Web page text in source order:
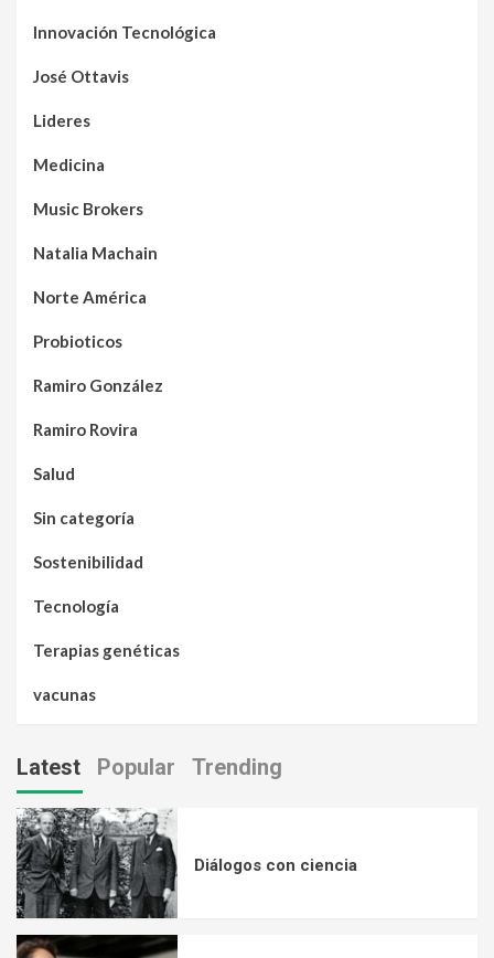
Innovación Tecnológica
José Ottavis
Lideres
Medicina
Music Brokers
Natalia Machain
Norte América
Probioticos
Ramiro González
Ramiro Rovira
Salud
Sin categoría
Sostenibilidad
Tecnología
Terapias genéticas
vacunas
Latest Popular Trending
Diálogos con ciencia